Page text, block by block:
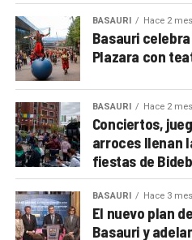
BASAURI Hace 2
Basauri
Plazara con
BASAURI Hace 2
Conciertos,
arroces llenan
fiestas de
BASAURI Hace 3
El nuevo plan
Basauri y